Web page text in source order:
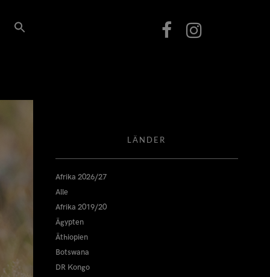
LÄNDER
Afrika 2026/27
Alle
Afrika 2019/20
Ägypten
Äthiopien
Botswana
DR Kongo